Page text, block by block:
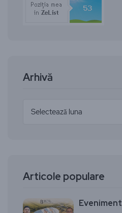
Arhivă
Articole populare
Eveniment